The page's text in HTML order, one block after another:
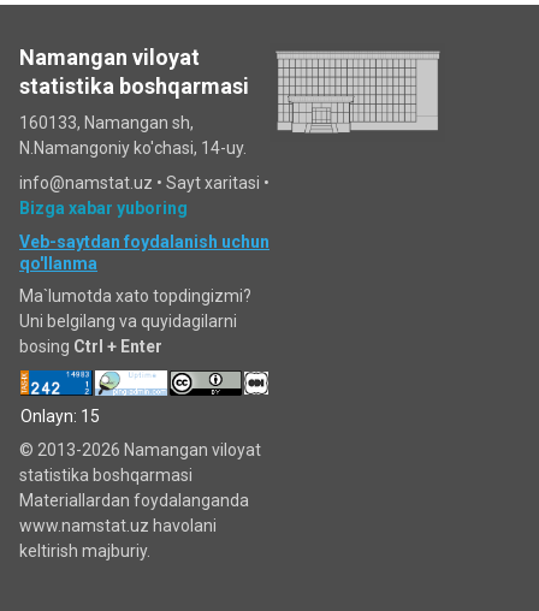
Namangan viloyat
statistika boshqarmasi
160133, Namangan sh,
N.Namangoniy ko'chasi, 14-uy.
info@namstat.uz • Sayt xaritasi •
Bizga xabar yuboring
Veb-saytdan foydalanish uchun
qo'llanma
Ma`lumotda xato topdingizmi?
Uni belgilang va quyidagilarni
bosing Ctrl + Enter
Onlayn: 15
© 2013-2026 Namangan viloyat
statistika boshqarmasi
Materiallardan foydalanganda
www.namstat.uz havolani
keltirish majburiy.